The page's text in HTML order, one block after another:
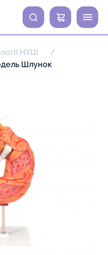
0
НУШ
Шлунок